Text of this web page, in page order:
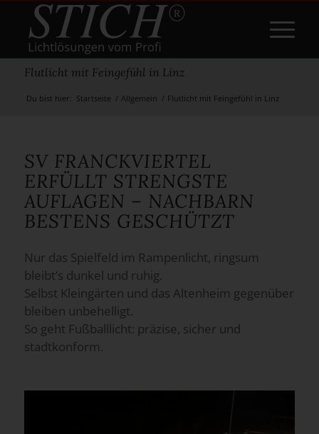
Flutlicht mit Feingefühl in Linz
Du bist hier: Startseite / Allgemein / Flutlicht mit Feingefühl in Linz
SV FRANCKVIERTEL
ERFÜLLT STRENGSTE
AUFLAGEN – NACHBARN
BESTENS GESCHÜTZT
Nur das Spielfeld im Rampenlicht, ringsum
bleibt’s dunkel und ruhig.
Selbst Kleingärten und das Altenheim gegenüber
bleiben unbehelligt.
So geht Fußballlicht: präzise, sicher und
stadtkonform.